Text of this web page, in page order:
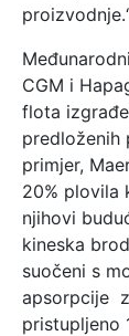
CGM i
flota
predloženih
primjer,
20% plovila
njihovi
kineska
suočeni s
apsorpcije
pristupljeno